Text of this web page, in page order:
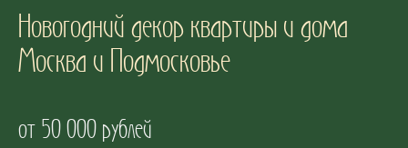
Новогодний декор квартиры и дома
Москва и Подмосковье
от 50 000 рублей